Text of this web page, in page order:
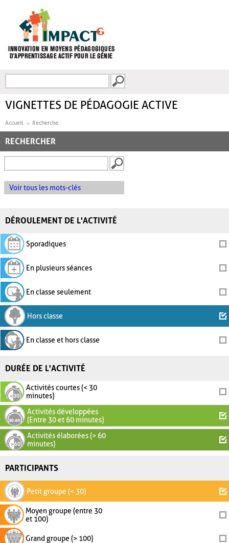
FORMULAIRE DE
VIGNETTES DE PÉDAGOGIE ACTIVE
Accueil Recherche
RECHERCHER
Voir tous les mots-clés
DÉROULEMENT DE L'ACTIVITÉ
Sporadiques
En plusieurs séances
En classe seulement
Hors classe
En classe et hors classe
DURÉE DE L'ACTIVITÉ
Activités courtes (< 30
minutes)
Activités développées
(Entre 30 et 60 minutes)
Activités élaborées (> 60
minutes)
PARTICIPANTS
Petit groupe (< 30)
Moyen groupe (entre 30
et 100)
Grand groupe (> 100)